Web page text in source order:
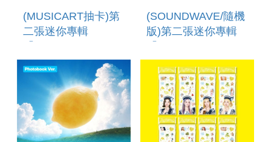
(MUSICART抽卡)第
二張迷你專輯
TANG(PHOTOBOOK
VER.)」 (韓國進口
(SOUNDWAVE/隨機
版)第二張迷你專輯
TANG(PHOTOBOOK
VER.)」(韓國進口版)